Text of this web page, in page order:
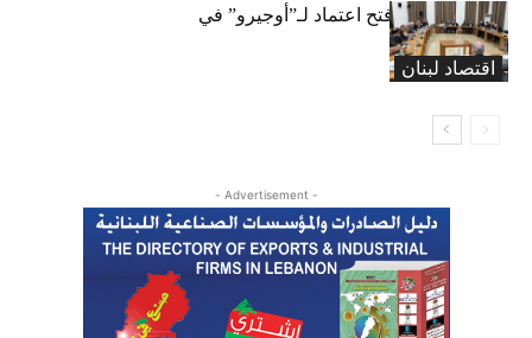
اقتصاد لبنان
لجنة المال تقرّ فتح اعتماد لـ”أوجيرو” في
موازنة 2026
- Advertisement -